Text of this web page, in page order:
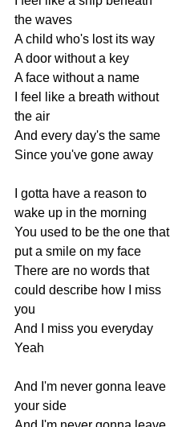
the waves
A child who's lost its way
A door without a key
A face without a name
feel like a breath without
the air
And every day's the same
Since you've gone away
gotta have a reason to
wake up in the morning
You used to be the one that
put a smile on my face
There are no words that
could describe how
miss
you
And
miss you everyday
Yeah
And I'm never gonna leave
your side